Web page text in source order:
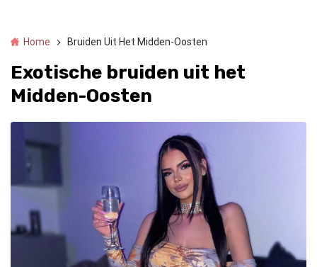
Home Bruiden Uit Het Midden-Oosten
Exotische bruiden uit het
Midden-Oosten